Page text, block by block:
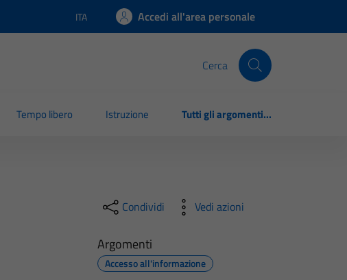
Lingua attiva:
ITA Accedi all'area personale
Cerca
Tempo libero Istruzione Tutti gli argomenti...
Condividi Vedi azioni
Argomenti
Accesso all'informazione